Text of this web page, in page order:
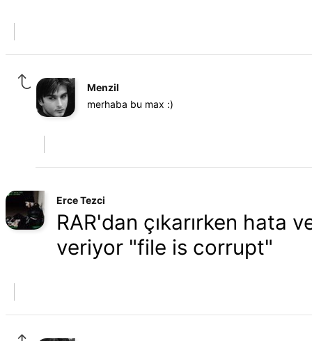
Menzil
merhaba bu max :)
Erce Tezci
RAR'dan çıkarırken hata
veriyor "file is corrupt"